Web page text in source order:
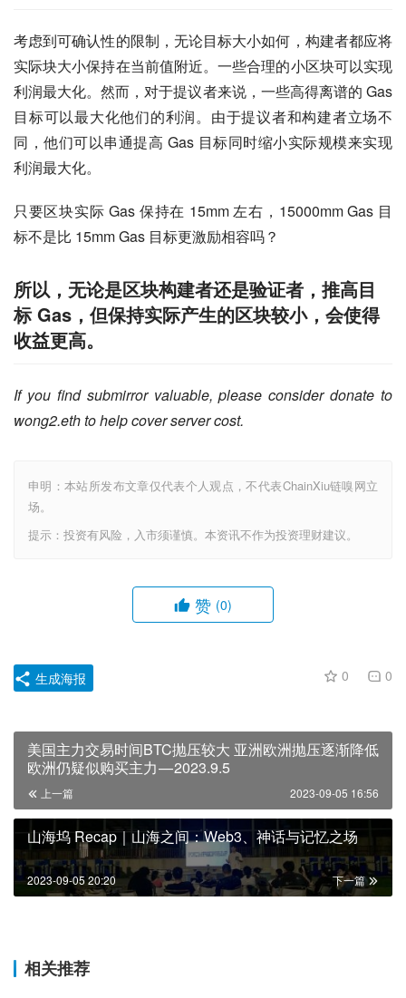
考虑到可确认性的限制，无论目标大小如何，构建者都应将
实际块大小保持在当前值附近。一些合理的小区块可以实现
利润最大化。然而，对于提议者来说，一些高得离谱的 Gas
目标可以最大化他们的利润。由于提议者和构建者立场不
同，他们可以串通提高 Gas 目标同时缩小实际规模来实现
利润最大化。
只要区块实际 Gas 保持在 15mm 左右，15000mm Gas 目
标不是比 15mm Gas 目标更激励相容吗？
所以，无论是区块构建者还是验证者，推高目
标 Gas，但保持实际产生的区块较小，会使得
收益更高。
If you find submirror valuable, please consider donate to
wong2.eth to help cover server cost.
申明：本站所发布文章仅代表个人观点，不代表ChainXiu链嗅网立
场。
提示：投资有风险，入市须谨慎。本资讯不作为投资理财建议。
赞 (0)
0 0
生成海报
美国主力交易时间BTC抛压较大 亚洲欧洲抛压逐渐降低
欧洲仍疑似购买主力 — 2023.9.5
上一篇 2023-09-05 16:56
山海坞 Recap｜山海之间：Web3、神话与记忆之场
下一篇
2023-09-05 20:20
相关推荐